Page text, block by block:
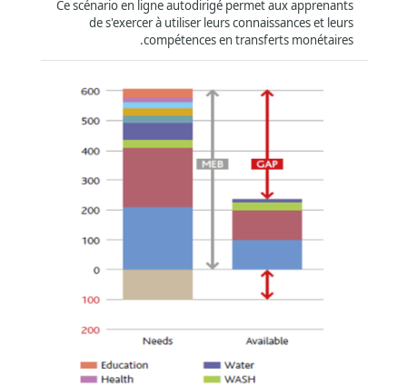
آسيا والمحيط الهادئ(8)
(9)
الشرق الأوسط(15)
أمريكا اللاتينية ومنطقة البحر الكاريبي
خارج الشبكة(364)
(493)
الهاتف الذكي(489)
Ce scénario en ligne autodirigé permet aux apprenants
de s'exercer à utiliser leurs connaissances et leurs
compétences en transferts monétaires.
سلة الإنفاق بحدها الأدنى وتحليل الفجوة وحساب
الدراسة الذاتية عبر الإنترنت
ستعرّفك هذه الدورة بسلة الإنفاق بحدها الأدنى وتحليل الفجوة
وستتناول كيفية حساب قيم الحوالة